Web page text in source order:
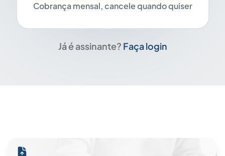
Cobrança mensal, cancele quando quiser
Já é assinante? Faça login